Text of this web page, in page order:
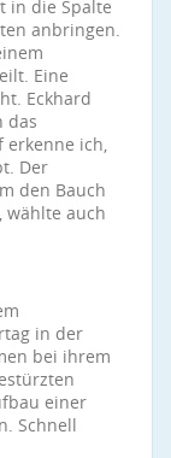
in die Spalte
anbringen.
Eine
Eckhard
das
erkenne ich,
Der
den Bauch
wählte auch
in der
bei ihrem
einer
Schnell